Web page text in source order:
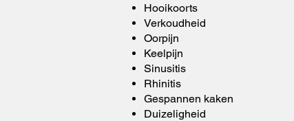
Hooikoorts
Verkoudheid
Oorpijn
Keelpijn
Sinusitis
Rhinitis
Gespannen kaken
Duizeligheid